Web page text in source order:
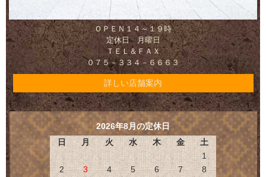
ＯＰＥＮ１４～１９時
定休日 月曜日
ＴＥＬ＆ＦＡＸ
０７５－３３４－６６６３
詳しい店舗案内
2026年8月の定休日
日
月 火 水 木 金
土
1
2
3 4 5 6 7
8